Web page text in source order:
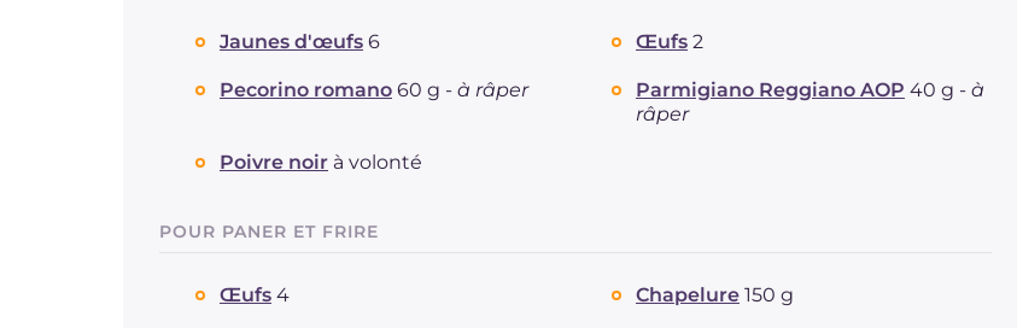
Jaunes d'œufs 6 Œufs 2
Pecorino romano 60 g - à râper Parmigiano Reggiano AOP 40 g - à
râper
Poivre noir à volonté
POUR PANER ET FRIRE
Œufs 4 Chapelure 150 g